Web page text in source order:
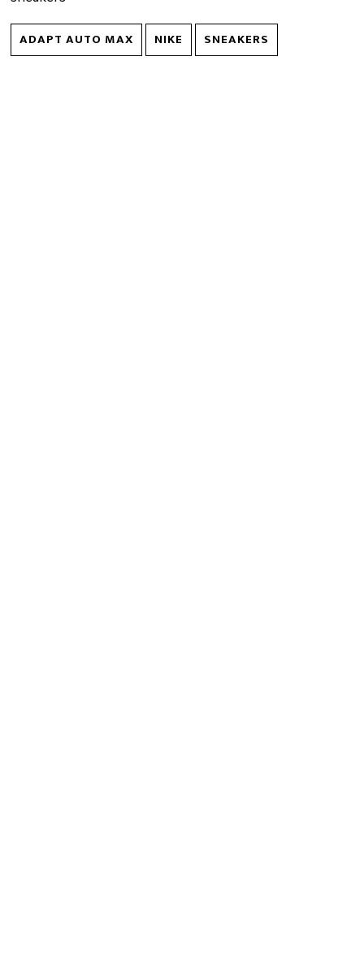
ADAPT AUTO MAX NIKE SNEAKERS